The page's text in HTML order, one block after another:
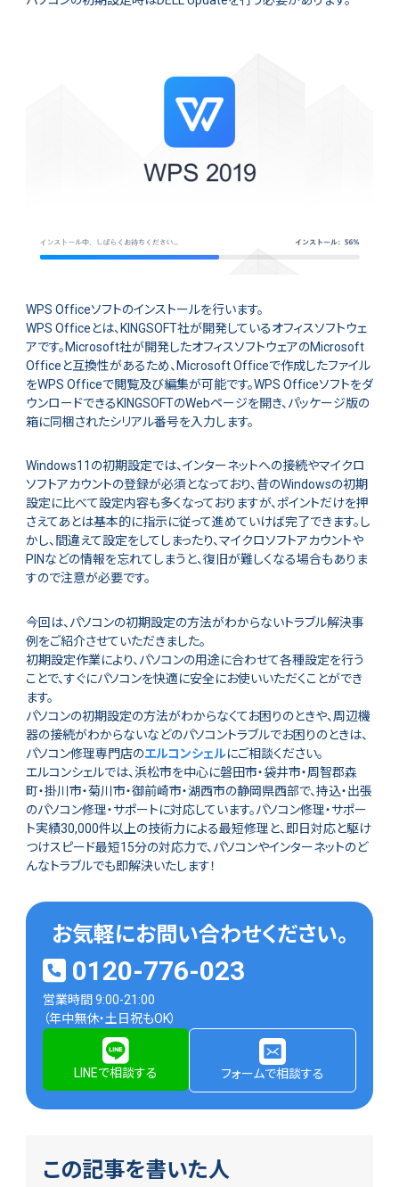
WPS Officeソフトのインストールを行います。
WPS Officeとは、KINGSOFT社が開発しているオフィスソフトウェ
アです。Microsoft社が開発したオフィスソフトウェアのMicrosoft
Officeと互換性があるため、Microsoft Officeで作成したファイル
をWPS Officeで閲覧及び編集が可能です。WPS Officeソフトをダ
ウンロードできるKINGSOFTのWebページを開き、パッケージ版の
箱に同梱されたシリアル番号を入力します。
Windows11の初期設定では、インターネットへの接続やマイクロ
ソフトアカウントの登録が必須となっており、昔のWindowsの初期
設定に比べて設定内容も多くなっておりますが、ポイントだけを押
さえてあとは基本的に指示に従って進めていけば完了できます。し
かし、間違えて設定をしてしまったり、マイクロソフトアカウントや
PINなどの情報を忘れてしまうと、復旧が難しくなる場合もありま
すので注意が必要です。
今回は、パソコンの初期設定の方法がわからないトラブル解決事
例をご紹介させていただきました。
初期設定作業により、パソコンの用途に合わせて各種設定を行う
ことで、すぐにパソコンを快適に安全にお使いいただくことができ
ます。
パソコンの初期設定の方法がわからなくてお困りのときや、周辺機
器の接続がわからないなどのパソコントラブルでお困りのときは、
パソコン修理専門店のエルコンシェルにご相談ください。
エルコンシェルでは、浜松市を中心に磐田市・袋井市・周智郡森
町・掛川市・菊川市・御前崎市・湖西市の静岡県西部で、持込・出張
のパソコン修理・サポートに対応しています。パソコン修理・サポー
ト実績30,000件以上の技術力による最短修理と、即日対応と駆け
つけスピード最短15分の対応力で、パソコンやインターネットのど
んなトラブルでも即解決いたします！
お気軽にお問い合わせください。
0120-776-023
営業時間 9:00-21:00
（年中無休・土日祝もOK）
LINEで相談する フォームで相談する
この記事を書いた人